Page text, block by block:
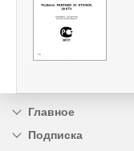
Главное
Подписка